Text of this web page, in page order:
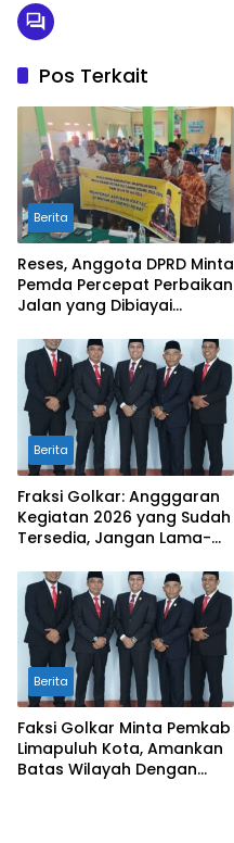
Pos Terkait
Berita
Reses, Anggota DPRD Minta
Pemda Percepat Perbaikan
Jalan yang Dibiayai
Berita
Fraksi Golkar: Angggaran
Kegiatan 2026 yang Sudah
Tersedia, Jangan Lama-
Daerah
Berita
Faksi Golkar Minta Pemkab
Limapuluh Kota, Amankan
Batas Wilayah Dengan